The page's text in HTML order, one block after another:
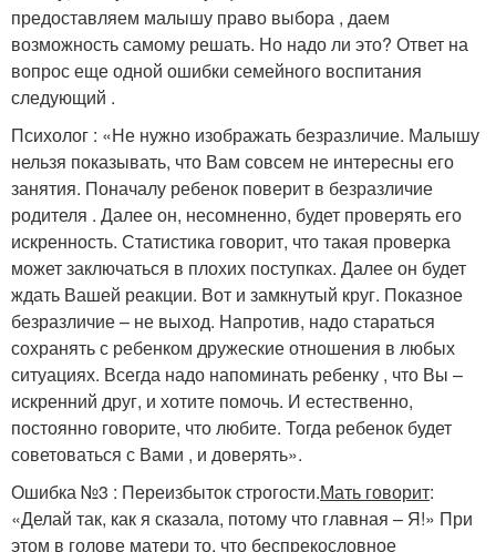
предоставляем малышу право выбора , даем
возможность самому решать. Но надо ли это? Ответ на
вопрос еще одной ошибки семейного воспитания
следующий .
Психолог : «Не нужно изображать безразличие. Малышу
нельзя показывать, что Вам совсем не интересны его
занятия. Поначалу ребенок поверит в безразличие
родителя . Далее он, несомненно, будет проверять его
искренность. Статистика говорит, что такая проверка
может заключаться в плохих поступках. Далее он будет
ждать Вашей реакции. Вот и замкнутый круг. Показное
безразличие – не выход. Напротив, надо стараться
сохранять с ребенком дружеские отношения в любых
ситуациях. Всегда надо напоминать ребенку , что Вы –
искренний друг, и хотите помочь. И естественно,
постоянно говорите, что любите. Тогда ребенок будет
советоваться с Вами , и доверять».
Ошибка №3 : Переизбыток строгости.Мать говорит:
«Делай так, как я сказала, потому что главная – Я!» При
этом в голове матери то, что беспрекословное